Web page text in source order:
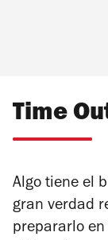
Time
Algo tiene el
gran verdad
prepararlo